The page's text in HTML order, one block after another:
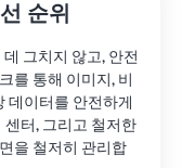
순위
그치지 않고, 안전
를 통해 이미지, 비
데이터를 안전하게
센터, 그리고 철저한
을 철저히 관리합